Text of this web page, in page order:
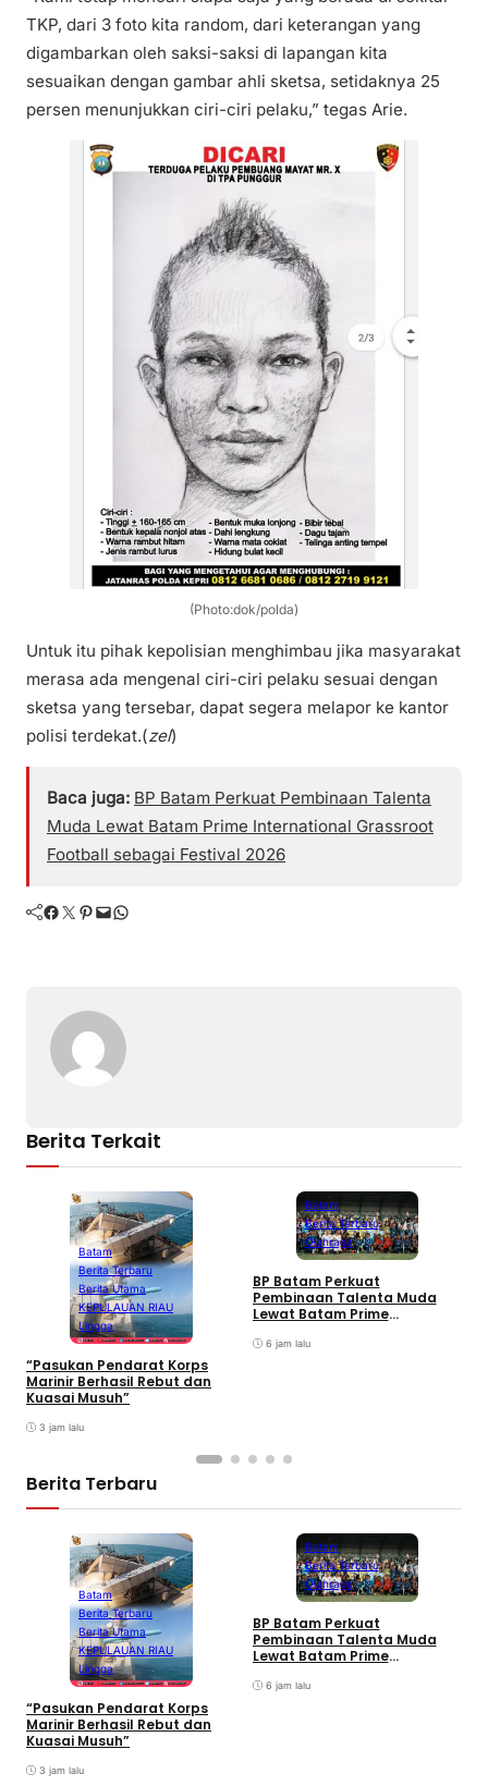
TKP, dari 3 foto kita random, dari keterangan yang
digambarkan oleh saksi-saksi di lapangan kita
sesuaikan dengan gambar ahli sketsa, setidaknya 25
persen menunjukkan ciri-ciri pelaku,” tegas Arie.
(Photo:dok/polda)
Untuk itu pihak kepolisian menghimbau jika masyarakat
merasa ada mengenal ciri-ciri pelaku sesuai dengan
sketsa yang tersebar, dapat segera melapor ke kantor
polisi terdekat.(zel)
Baca juga: BP Batam Perkuat Pembinaan Talenta
Muda Lewat Batam Prime International Grassroot
Football sebagai Festival 2026
Facebook Twitter Pinterest Mail WhatsApp
Berita Terkait
Batam
Berita Terbaru
Berita Utama
KEPULAUAN RIAU
Lingga
“Pasukan Pendarat Korps
Marinir Berhasil Rebut dan
Kuasai Musuh”
3 jam lalu
Batam
Berita Terbaru
Olahraga
BP Batam Perkuat
Pembinaan Talenta Muda
Lewat Batam Prime
Football sebagai Festival
6 jam lalu
Berita Terbaru
Batam
Berita Terbaru
Berita Utama
KEPULAUAN RIAU
Lingga
“Pasukan Pendarat Korps
Marinir Berhasil Rebut dan
Kuasai Musuh”
3 jam lalu
Batam
Berita Terbaru
Olahraga
BP Batam Perkuat
Pembinaan Talenta Muda
Lewat Batam Prime
Football sebagai Festival
6 jam lalu